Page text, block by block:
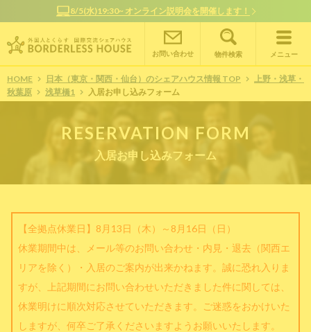
8/5(水)19:30~ オンライン説明会を開催します！
お問い合わせ 物件検索 メニュー
HOME 日本（東京・関西・仙台）のシェアハウス情報 TOP
上野・浅草・
秋葉原
浅草橋1 入居お申し込みフォーム
RESERVATION FORM
入居お申し込みフォーム
【全拠点休業日】8月13日（木）～8月16日（日）
休業期間中は、メール等のお問い合わせ・内見・退去（関西エ
リアを除く）・入居のご案内が出来かねます。誠に恐れ入りま
すが、上記期間にお問い合わせいただきました件に関しては、
休業明けに順次対応させていただきます。ご迷惑をおかけいた
しますが、何卒ご了承くださいますようお願いいたします。